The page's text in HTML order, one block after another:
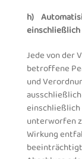
h)
Jede von der
betroffene
und
unterworfen
Wirkung